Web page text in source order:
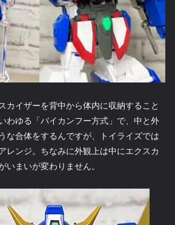
カイザーを背中から体内に収納すること
わゆる「バイカンフー方式」で、中と外
な合体をするんですが、トイライズでは
レンジ。ちなみに外観上は中にエクスカ
いまいが変わりません。